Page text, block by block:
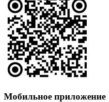
Мобильное приложение